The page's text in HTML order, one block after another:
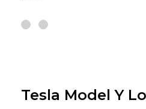
Tesla Model Y